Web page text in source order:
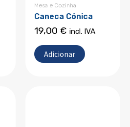
Mesa e Cozinha
Caneca Cónica
19,00 € incl. IVA
Adicionar